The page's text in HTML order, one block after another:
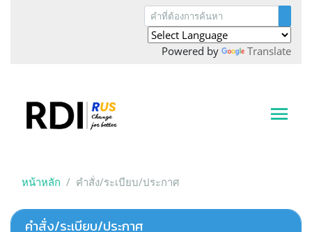
Powered by Translate
หน้าหลัก คำสั่ง/ระเบียบ/ประกาศ
คำสั่ง/ระเบียบ/ประกาศ